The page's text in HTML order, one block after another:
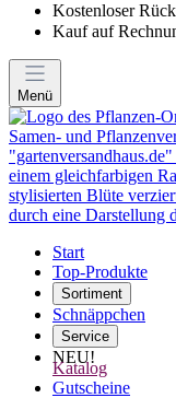
Kostenloser
Kauf auf
Menü
Start
Top-Produkte
Sortiment
Schnäppchen
Service
NEU!
Katalog
Gutscheine